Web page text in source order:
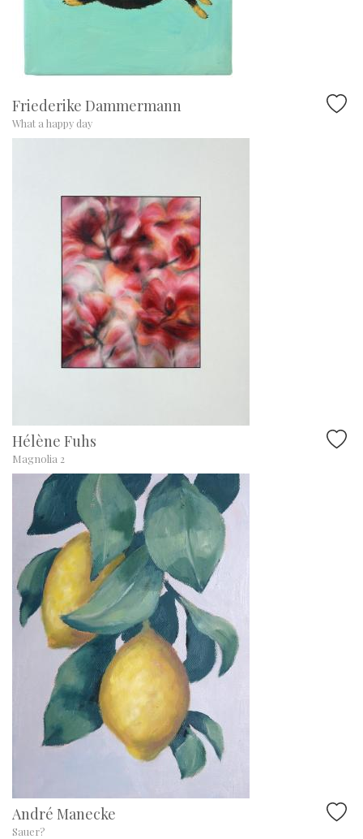
Friederike Dammermann
What a happy day
Hélène Fuhs
Magnolia 2
André Manecke
Sauer?